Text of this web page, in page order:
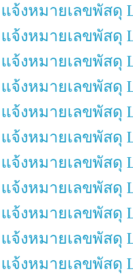
แจ้งหมายเลขพัสดุ
แจ้งหมายเลขพัสดุ
แจ้งหมายเลขพัสดุ
แจ้งหมายเลขพัสดุ
แจ้งหมายเลขพัสดุ
แจ้งหมายเลขพัสดุ
แจ้งหมายเลขพัสดุ
แจ้งหมายเลขพัสดุ
แจ้งหมายเลขพัสดุ
แจ้งหมายเลขพัสดุ
แจ้งหมายเลขพัสดุ